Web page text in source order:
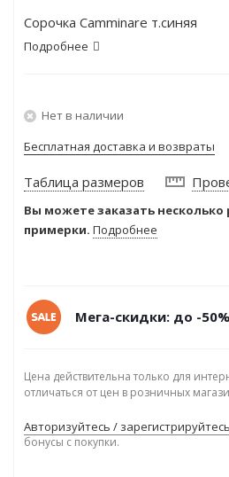
Сорочка Camminare т.синяя
Подробнее
Нет в наличии
Бесплатная доставка и возвраты
Таблица размеров
Вы можете заказать несколько
примерки. Подробнее
Мега-скидки: до -50%
Цена действительна только для
отличаться от цен в розничных
Авторизуйтесь / зарегистрируйтесь
бонусы с покупки.